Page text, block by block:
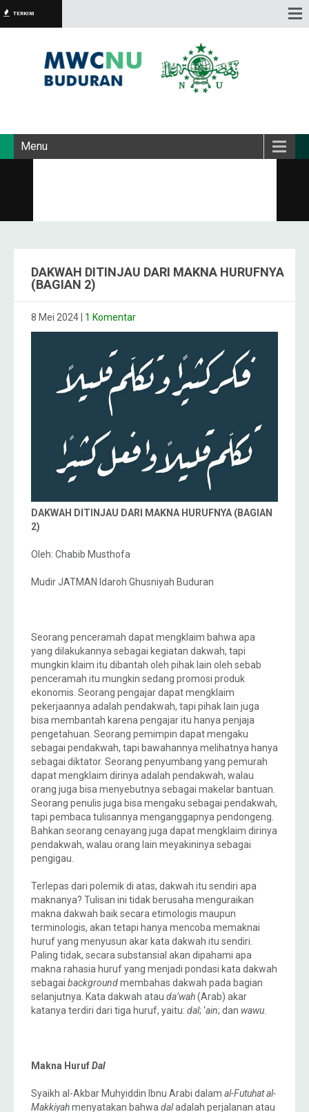
TERKINI
Menu
DAKWAH DITINJAU DARI MAKNA HURUFNYA
(BAGIAN 2)
8 Mei 2024 1 Komentar
DAKWAH DITINJAU DARI MAKNA HURUFNYA (BAGIAN
2)
Oleh: Chabib Musthofa
Mudir JATMAN Idaroh Ghusniyah Buduran
Seorang penceramah dapat mengklaim bahwa apa
yang dilakukannya sebagai kegiatan dakwah, tapi
mungkin klaim itu dibantah oleh pihak lain oleh sebab
penceramah itu mungkin sedang promosi produk
ekonomis. Seorang pengajar dapat mengklaim
pekerjaannya adalah pendakwah, tapi pihak lain juga
bisa membantah karena pengajar itu hanya penjaja
pengetahuan. Seorang pemimpin dapat mengaku
sebagai pendakwah, tapi bawahannya melihatnya hanya
sebagai diktator. Seorang penyumbang yang pemurah
dapat mengklaim dirinya adalah pendakwah, walau
orang juga bisa menyebutnya sebagai makelar bantuan.
Seorang penulis juga bisa mengaku sebagai pendakwah,
tapi pembaca tulisannya menganggapnya pendongeng.
Bahkan seorang cenayang juga dapat mengklaim dirinya
pendakwah, walau orang lain meyakininya sebagai
pengigau.
Terlepas dari polemik di atas, dakwah itu sendiri apa
maknanya? Tulisan ini tidak berusaha menguraikan
makna dakwah baik secara etimologis maupun
terminologis, akan tetapi hanya mencoba memaknai
huruf yang menyusun akar kata dakwah itu sendiri.
Paling tidak, secara substansial akan dipahami apa
makna rahasia huruf yang menjadi pondasi kata dakwah
sebagai backgroundmembahas dakwah pada bagian
selanjutnya. Kata dakwah atau da’wah(Arab) akar
katanya terdiri dari tiga huruf, yaitu: dal; ‘ain; dan wawu.
Makna HurufDal
Syaikh al-Akbar Muhyiddin Ibnu Arabi dalam al-Futuhat al-
Makkiyahmenyatakan bahwadaladalah perjalanan atau